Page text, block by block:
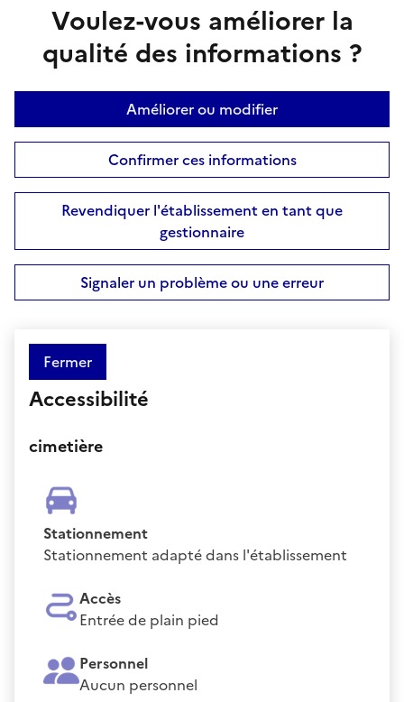
Voulez-vous améliorer la
qualité des informations ?
Améliorer ou modifier
Confirmer ces informations
Revendiquer l'établissement en tant que
gestionnaire
Signaler un problème ou une erreur
Fermer
Accessibilité
cimetière
Stationnement
Stationnement adapté dans l'établissement
Accès
Entrée de plain pied
Personnel
Aucun personnel